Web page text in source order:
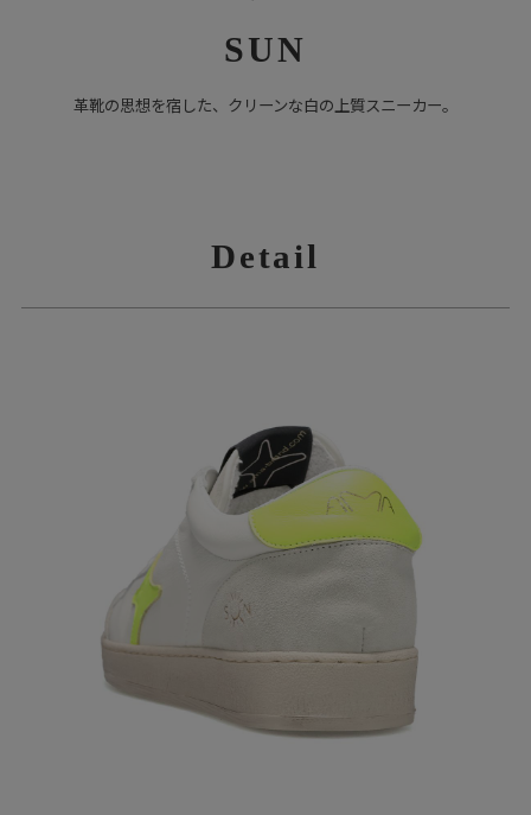
SUN
革靴の思想を宿した、クリーンな白の上質スニーカー。
Detail